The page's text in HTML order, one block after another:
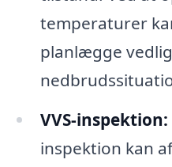
temperaturer
planlægge
VVS-inspektion:
inspektion kan